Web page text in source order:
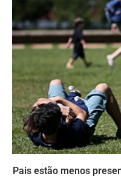
Pais estão menos